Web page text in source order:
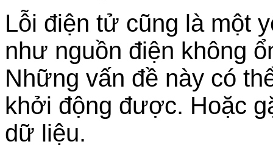
Lỗi điện tử cũng là một
như nguồn điện không
Những vấn đề này có
khởi động được. Hoặc
dữ liệu.